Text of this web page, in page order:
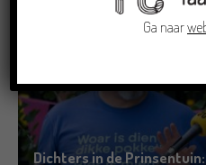
Dichters in de
Ga naar